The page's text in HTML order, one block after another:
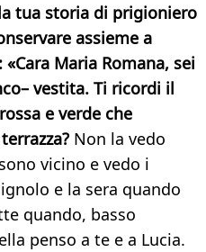
tua storia di prigioniero
assieme a
Maria Romana, sei
vestita. Ti ricordi il
e verde che
Non la vedo
vicino e vedo i
e la sera quando
quando, basso
penso a te e a Lucia.